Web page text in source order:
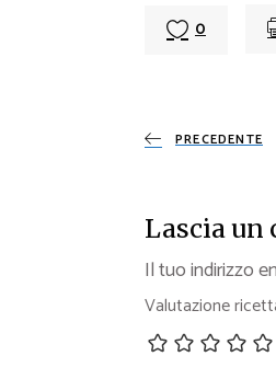
0
PRECEDENTE
Lascia un
Il tuo indirizzo
Valutazione